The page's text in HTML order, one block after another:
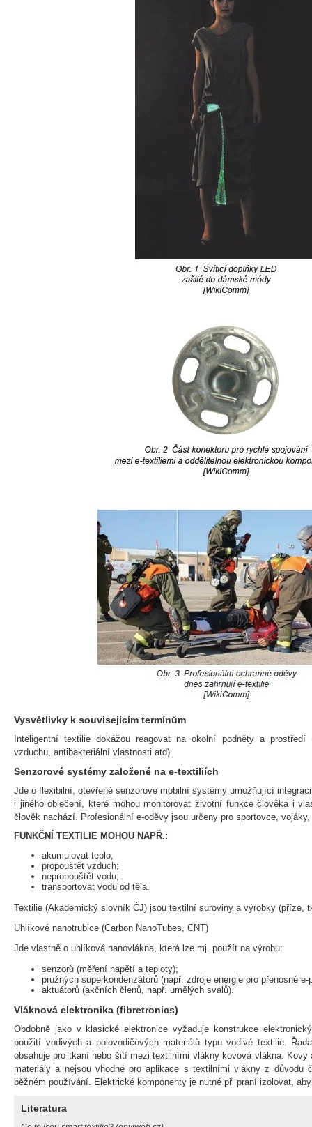
Vysvětlivky k souvisejícím termínům
Inteligentní textilie dokážou reagovat na okolní podněty a prostředí
vzduchu, antibakteriální vlastnosti atd).
Senzorové systémy založené na e-textiliích
Jde o flexibilní, otevřené senzorové mobilní systémy umožňující
i jiného oblečení, které mohou monitorovat životní funkce člověka i
člověk nachází. Profesionální e-oděvy jsou určeny pro sportovce,
FUNKČNÍ TEXTILIE MOHOU NAPŘ.:
akumulovat teplo;
propouštět vzduch;
nepropouštět vodu;
transportovat vodu od těla.
Textilie (Akademický slovník ČJ) jsou textilní suroviny a výrobky (příze,
Uhlíkové nanotrubice (Carbon NanoTubes, CNT)
Jde vlastně o uhlíková nanovlákna, která lze mj. použít na výrobu:
senzorů (měření napětí a teploty);
pružných superkondenzátorů (např. zdroje energie pro přenosné e-
aktuátorů (akčních členů, např. umělých svalů).
Vláknová elektronika (fibretronics)
Obdobně jako v klasické elektronice vyžaduje konstrukce
použití vodivých a polovodičových materiálů typu vodivé textilie.
obsahuje pro tkaní nebo šití mezi textilními vlákny kovová vlákna. Kovy
materiály a nejsou vhodné pro aplikace s textilními vlákny z důvodu
běžném používání. Elektrické komponenty je nutné při praní izolovat,
Literatura